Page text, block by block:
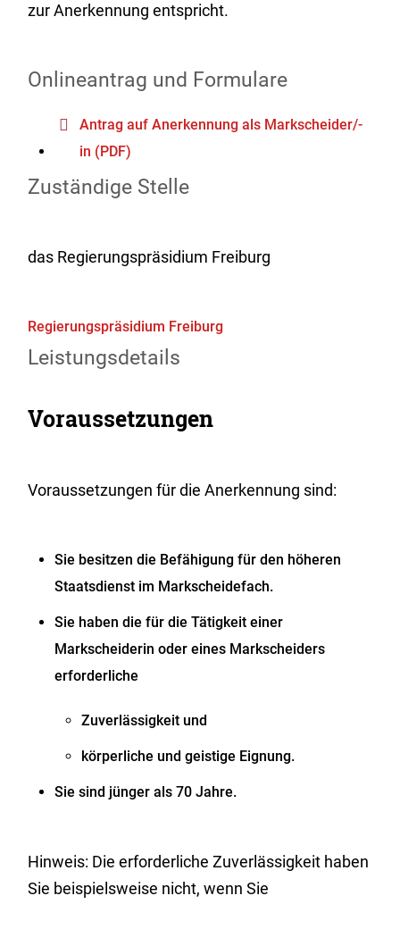
zur Anerkennung entspricht.
Onlineantrag und Formulare
Antrag auf Anerkennung als Markscheider/-
in (PDF)
Zuständige Stelle
das Regierungspräsidium Freiburg
Regierungspräsidium Freiburg
Leistungsdetails
Voraussetzungen
Voraussetzungen für die Anerkennung sind:
Sie besitzen die Befähigung für den höheren
Staatsdienst im Markscheidefach.
Sie haben die für die Tätigkeit einer
Markscheiderin oder eines Markscheiders
erforderliche
Zuverlässigkeit und
körperliche und geistige Eignung.
Sie sind jünger als 70 Jahre.
Hinweis: Die erforderliche Zuverlässigkeit haben
Sie beispielsweise nicht, wenn Sie